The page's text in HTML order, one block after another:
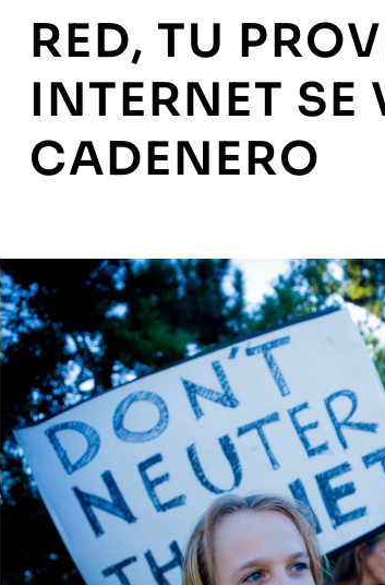
RED, TU
INTERNET SE
CADENERO